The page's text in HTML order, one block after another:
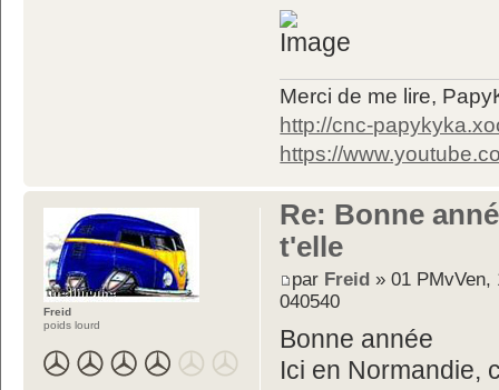
Merci de me lire,
http://cnc-
https://
Re: Bonne
t'elle
par Freid » 01 PMvVen,
040540
Bonne année
Ici en Normandie,
Freid
poids lourd